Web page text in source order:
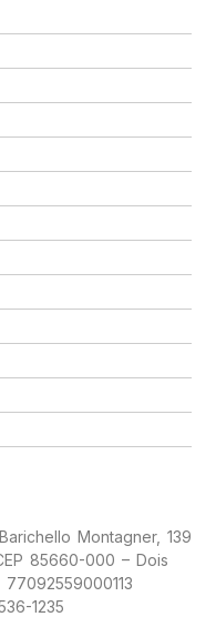
Montagner, 139
85660-000 – Dois
1235